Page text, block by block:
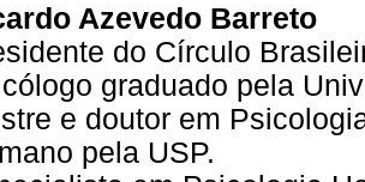
Azevedo Barreto
do Círculo
graduado pela
e doutor em
pela USP.